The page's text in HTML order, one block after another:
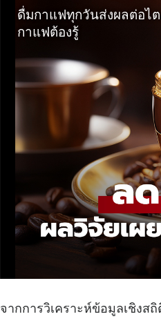
จากการวิเคราะห์ข้อมูลเชิงส